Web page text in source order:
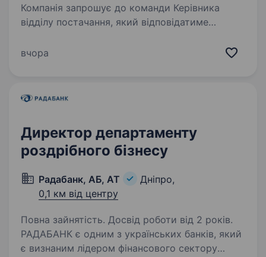
Компанія запрошує до команди Керівника
відділу постачання, який відповідатиме
та постачанням торговельного обладнання!
вчора
Директор департаменту
роздрібного бізнесу
Радабанк, АБ, АТ
Дніпро,
0,1 км від центру
Повна зайнятість. Досвід роботи від 2 років.
РАДАБАНК є одним з українських банків, який
є визнаним лідером фінансового сектору